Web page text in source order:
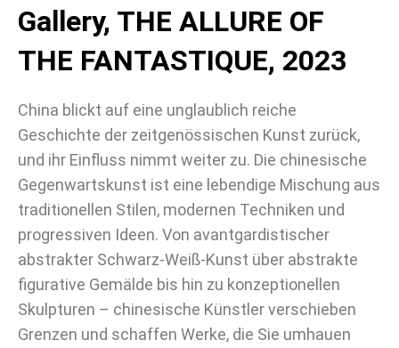
Gallery, THE ALLURE OF
THE FANTASTIQUE, 2023
China blickt auf eine unglaublich reiche
Geschichte der zeitgenössischen Kunst zurück,
und ihr Einfluss nimmt weiter zu. Die chinesische
Gegenwartskunst ist eine lebendige Mischung aus
traditionellen Stilen, modernen Techniken und
progressiven Ideen. Von avantgardistischer
abstrakter Schwarz-Weiß-Kunst über abstrakte
figurative Gemälde bis hin zu konzeptionellen
Skulpturen – chinesische Künstler verschieben
Grenzen und schaffen Werke, die Sie umhauen